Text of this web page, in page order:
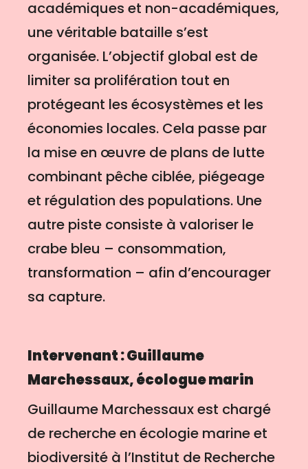
académiques et non-académiques,
une véritable bataille s’est
organisée. L’objectif global est de
limiter sa prolifération tout en
protégeant les écosystèmes et les
économies locales. Cela passe par
la mise en œuvre de plans de lutte
combinant pêche ciblée, piégeage
et régulation des populations. Une
autre piste consiste à valoriser le
crabe bleu – consommation,
transformation – afin d’encourager
sa capture.
Intervenant : Guillaume
Marchessaux, écologue marin
Guillaume Marchessaux est chargé
de recherche en écologie marine et
biodiversité à l’Institut de Recherche